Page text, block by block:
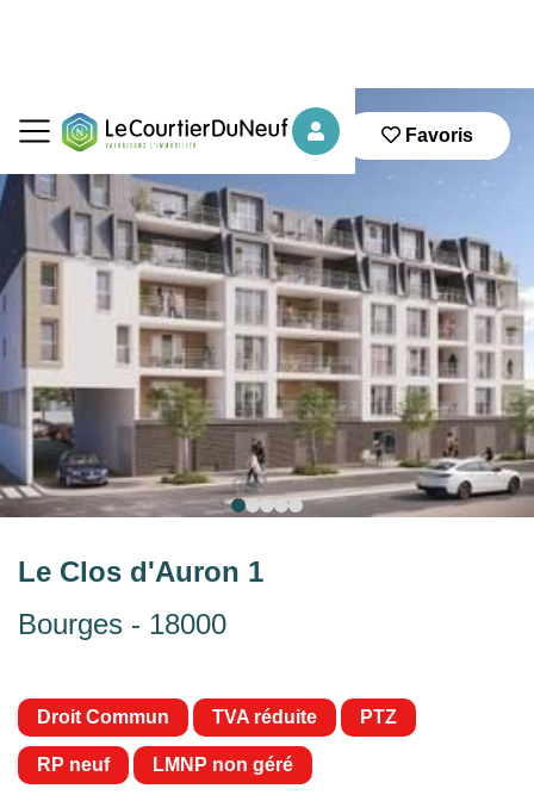
Favoris
Le Clos d'Auron 1
Bourges - 18000
Droit Commun TVA réduite PTZ
RP neuf LMNP non géré